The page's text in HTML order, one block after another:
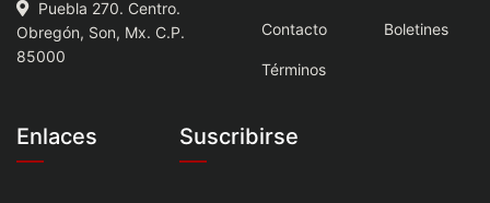
Puebla 270. Centro.
Obregón, Son, Mx. C.P.
85000
Contacto
Términos
Boletines
Enlaces Suscribirse